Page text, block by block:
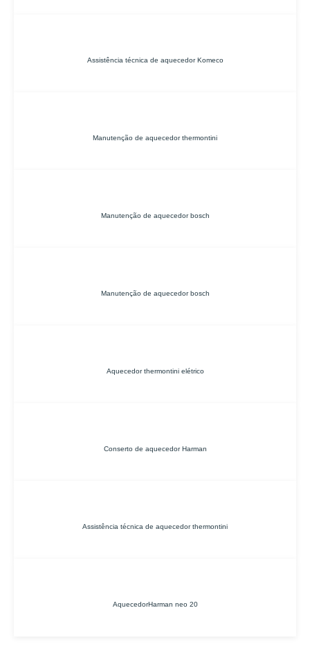
Assistência técnica de aquecedor Komeco
Manutenção de aquecedor thermontini
Manutenção de aquecedor bosch
Manutenção de aquecedor bosch
Aquecedor thermontini elétrico
Conserto de aquecedor Harman
Assistência técnica de aquecedor thermontini
AquecedorHarman neo 20